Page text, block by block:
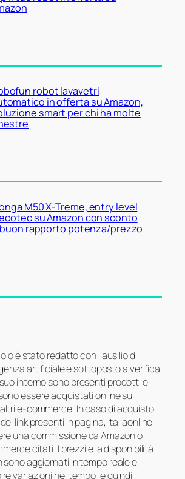
robot lavavetri
in offerta su Amazon,
smart per chi ha molte
M50 X-Treme, entry level
su Amazon con sconto
rapporto potenza/prezzo
è stato redatto con l’ausilio di
artificiale e sottoposto a verifica
interno sono presenti prodotti e
essere acquistati online su
e-commerce. In caso di acquisto
link presenti in pagina, Italiaonline
una commissione da Amazon o
citati. I prezzi e la disponibilità
aggiornati in tempo reale e
variazioni nel tempo: è quindi